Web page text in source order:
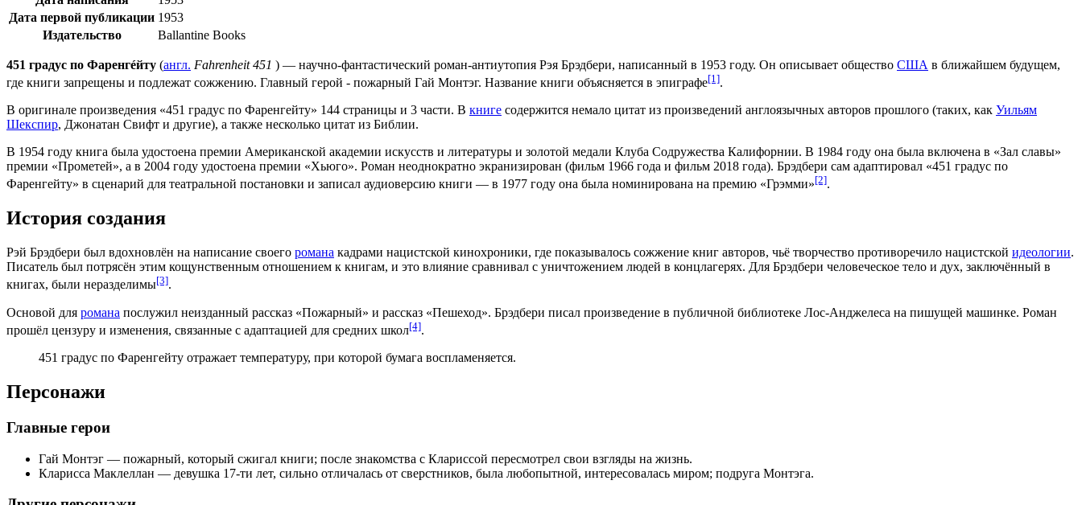
Дата первой публикации 1953
Издательство
Ballantine Books
451 градус по Фаренгéйту (англ. Fahrenheit 451 ) — научно-фантастический роман-антиутопия Рэя Брэдбери, написанный в 1953 году. Он описывает общество США в ближайшем будущем,
где книги запрещены и подлежат сожжению. Главный герой - пожарный Гай Монтэг. Название книги объясняется в эпиграфе[1].
В оригинале произведения «451 градус по Фаренгейту» 144 страницы и 3 части. В книге содержится немало цитат из произведений англоязычных авторов прошлого (таких, как Уильям
Шекспир, Джонатан Свифт и другие), а также несколько цитат из Библии.
В 1954 году книга была удостоена премии Американской академии искусств и литературы и золотой медали Клуба Содружества Калифорнии. В 1984 году она была включена в «Зал славы»
премии «Прометей», а в 2004 году удостоена премии «Хьюго». Роман неоднократно экранизирован (фильм 1966 года и фильм 2018 года). Брэдбери сам адаптировал «451 градус по
Фаренгейту» в сценарий для театральной постановки и записал аудиоверсию книги — в 1977 году она была номинирована на премию «Грэмми»[2].
История создания
Рэй Брэдбери был вдохновлён на написание своего романа кадрами нацистской кинохроники, где показывалось сожжение книг авторов, чьё творчество противоречило нацистской идеологии.
Писатель был потрясён этим кощунственным отношением к книгам, и это влияние сравнивал с уничтожением людей в концлагерях. Для Брэдбери человеческое тело и дух, заключённый в
книгах, были неразделимы[3].
Основой для романа послужил неизданный рассказ «Пожарный» и рассказ «Пешеход». Брэдбери писал произведение в публичной библиотеке Лос-Анджелеса на пишущей машинке. Роман
прошёл цензуру и изменения, связанные с адаптацией для средних школ[4].
451 градус по Фаренгейту отражает температуру, при которой бумага воспламеняется.
Персонажи
Главные герои
Гай Монтэг — пожарный, который сжигал книги; после знакомства с Клариссой пересмотрел свои взгляды на жизнь.
Кларисса Маклеллан — девушка 17-ти лет, сильно отличалась от сверстников, была любопытной, интересовалась миром; подруга Монтэга.